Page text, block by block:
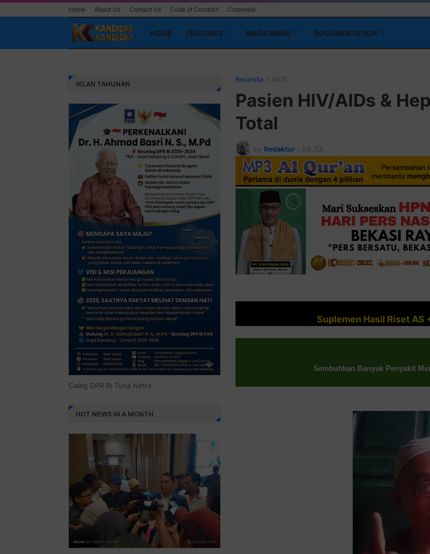
Home About Us Contact Us Code of Conduct Corporate
HOME FEATURES MEGA MENU DOCUMENTATION
Beranda AIDS
Pasien HIV/AIDs &
Total
by Redaktur - 09.33
Suplemen Hasil Riset AS
Sembuhkan Banyak Penyakit
IKLAN TAHUNAN
Caleg DPR RI Tuna Netra
HOT NEWS IN A MONTH